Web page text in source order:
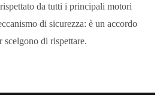
da tutti i principali motori
di sicurezza: è un accordo
scelgono di rispettare.